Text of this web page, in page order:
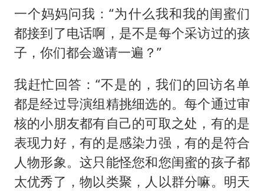
一个妈妈问我：“为什么我和我的闺蜜们
都接到了电话啊，是不是每个采访过的孩
子，你们都会邀请一遍？”
我赶忙回答：“不是的，我们的回访名单
都是经过导演组精挑细选的。每个通过审
核的小朋友都有自己的可取之处，有的是
表现力好，有的是感染力强，有的是符合
人物形象。这只能怪您和您闺蜜的孩子都
太优秀了，物以类聚，人以群分嘛。明天